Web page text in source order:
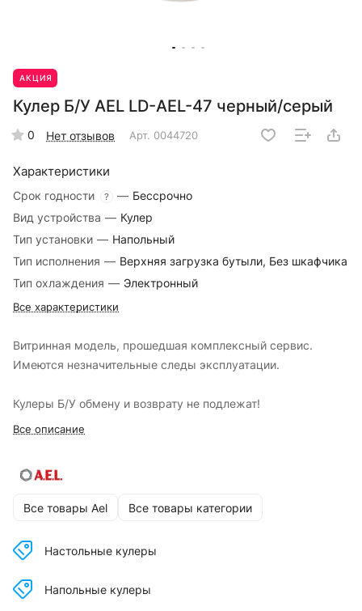
АКЦИЯ
Кулер Б/У AEL LD-AEL-47 черный/серый
0 Нет отзывов Арт. 0044720
Характеристики
Срок годности ? — Бессрочно
Вид устройства — Кулер
Тип установки — Напольный
Тип исполнения — Верхняя загрузка бутыли, Без шкафчика
Тип охлаждения — Электронный
Все характеристики
Витринная модель, прошедшая комплексный сервис.
Имеются незначительные следы эксплуатации.
Кулеры Б/У обмену и возврату не подлежат!
Все описание
Все товары Ael Все товары категории
Настольные кулеры
Напольные кулеры